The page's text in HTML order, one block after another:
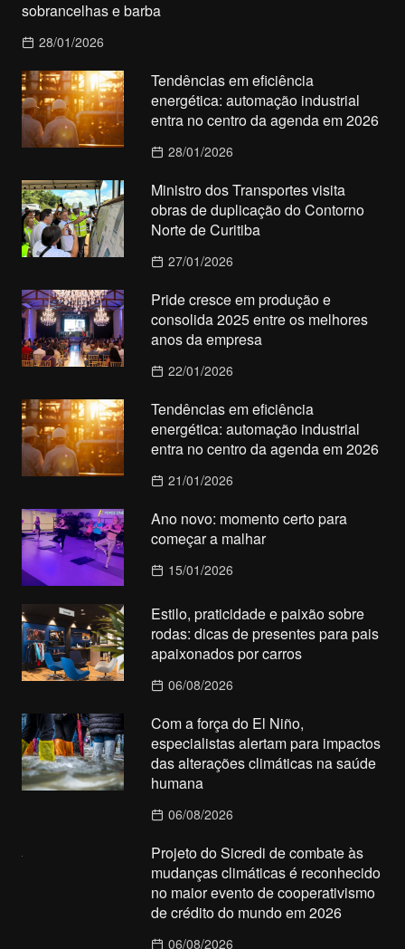
sobrancelhas e barba
28/01/2026
Tendências em eficiência
energética: automação industrial
entra no centro da agenda em 2026
28/01/2026
Ministro dos Transportes visita
obras de duplicação do Contorno
Norte de Curitiba
27/01/2026
Pride cresce em produção e
consolida 2025 entre os melhores
anos da empresa
22/01/2026
Tendências em eficiência
energética: automação industrial
entra no centro da agenda em 2026
21/01/2026
Ano novo: momento certo para
começar a malhar
15/01/2026
Estilo, praticidade e paixão sobre
rodas: dicas de presentes para pais
apaixonados por carros
06/08/2026
Com a força do El Niño,
especialistas alertam para impactos
das alterações climáticas na saúde
humana
06/08/2026
Projeto do Sicredi de combate às
mudanças climáticas é reconhecido
no maior evento de cooperativismo
de crédito do mundo em 2026
06/08/2026